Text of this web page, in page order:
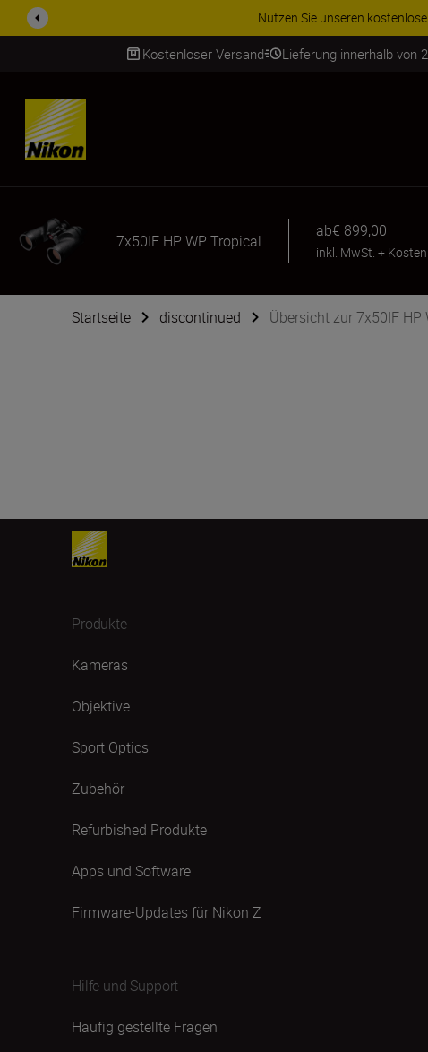
Nutzen Sie unseren
Kostenloser Versand Lieferung innerhalb von
SKIP
7x50IF HP WP Tropical
ab€ 899,00
inkl. MwSt. +
Startseite discontinued Übersicht zur 7x50IF HP
Produkte
Kameras
Objektive
Sport Optics
Zubehör
Refurbished Produkte
Apps und Software
Firmware-Updates für Nikon Z
Hilfe und Support
Häufig gestellte Fragen